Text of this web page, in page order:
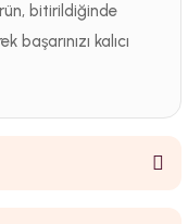
bitirildiğinde
kalıcı